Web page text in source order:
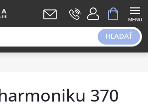
HĽADAŤ
KOŠÍK
370